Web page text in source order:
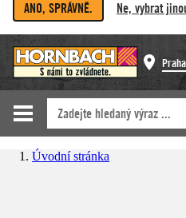
ANO, SPRÁVNĚ. Ne, vybrat
Úvodní stránka